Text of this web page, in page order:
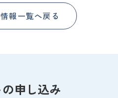
報一覧へ戻る
申し込み